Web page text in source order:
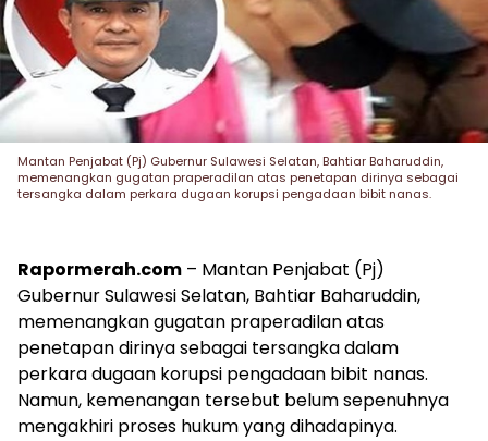
Mantan Penjabat (Pj) Gubernur Sulawesi Selatan, Bahtiar Baharuddin,
memenangkan gugatan praperadilan atas penetapan dirinya sebagai
tersangka dalam perkara dugaan korupsi pengadaan bibit nanas.
Rapormerah.com – Mantan Penjabat (Pj)
Gubernur Sulawesi Selatan, Bahtiar Baharuddin,
memenangkan gugatan praperadilan atas
penetapan dirinya sebagai tersangka dalam
perkara dugaan korupsi pengadaan bibit nanas.
Namun, kemenangan tersebut belum sepenuhnya
mengakhiri proses hukum yang dihadapinya.